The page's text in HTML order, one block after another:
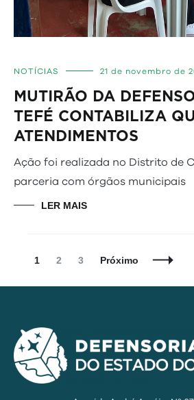
NOTÍCIAS 21 de novembro de
MUTIRÃO DA
TEFÉ CONTABILIZA
ATENDIMENTOS
Ação foi realizada no Distrito de
parceria com órgãos municipais
LER MAIS
Navegação
Página
1 Página
2 Página
3 Próximo